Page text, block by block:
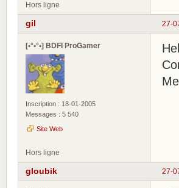
Hors ligne
27-
gil
[•°•°•] BDFI ProGamer
Inscription : 18-01-2005
Messages : 5 540
Site Web
Hors ligne
27-
gloubik